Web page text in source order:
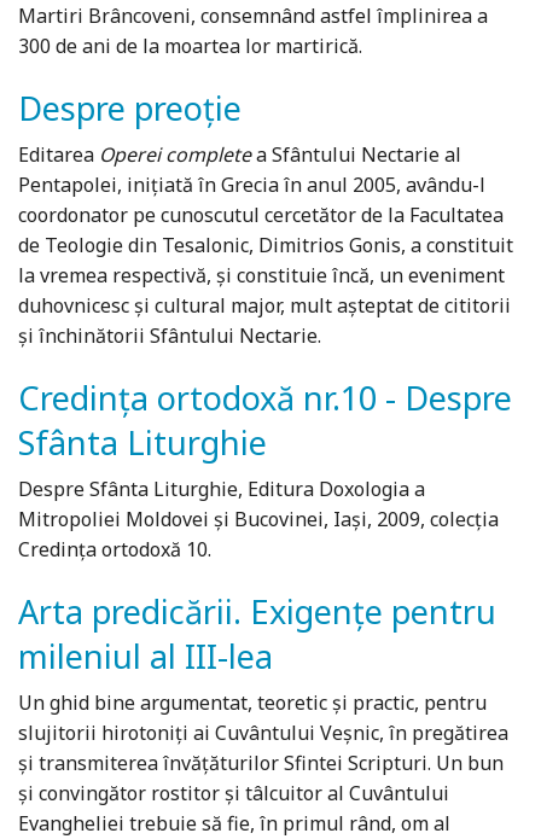
Martiri Brâncoveni, consemnând astfel împlinirea a
300 de ani de la moartea lor martirică.
Despre preoție
Editarea Operei completea Sfântului Nectarie al
Pentapolei, inițiată în Grecia în anul 2005, avându-l
coordonator pe cunoscutul cercetător de la Facultatea
de Teologie din Tesalonic, Dimitrios Gonis, a constituit
la vremea respectivă, și constituie încă, un eveniment
duhovnicesc şi cultural major, mult așteptat de cititorii
și închinătorii Sfântului Nectarie.
Credinţa ortodoxă nr.10 - Despre
Sfânta Liturghie
Despre Sfânta Liturghie, Editura Doxologia a
Mitropoliei Moldovei şi Bucovinei, Iaşi, 2009, colecţia
Credinţa ortodoxă 10.
Arta predicării. Exigențe pentru
mileniul al III-lea
Un ghid bine argumentat, teoretic şi practic, pentru
slujitorii hirotoniţi ai Cuvântului Veşnic, în pregătirea
şi transmiterea învăţăturilor Sfintei Scripturi. Un bun
şi convingător rostitor şi tâlcuitor al Cuvântului
Evangheliei trebuie să fie, în primul rând, om al